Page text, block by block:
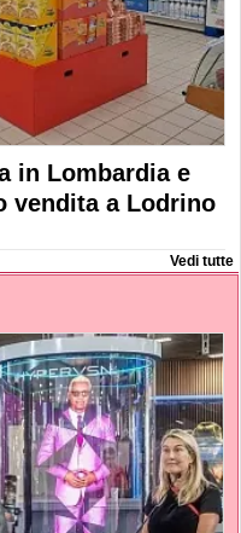
in Lombardia e
vendita a Lodrino
Vedi tutte